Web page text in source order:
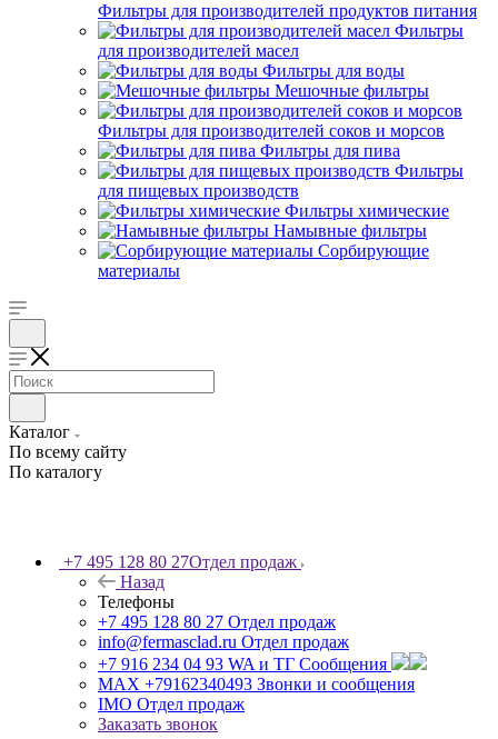
Фильтры для производителей продуктов питания
Фильтры
для производителей масел
Фильтры для воды
Мешочные фильтры
Фильтры для производителей соков и морсов
Фильтры для пива
Фильтры
для пищевых производств
Фильтры химические
Намывные фильтры
Сорбирующие
материалы
Каталог
По всему сайту
По каталогу
+7 495 128 80 27Отдел продаж
Назад
Телефоны
+7 495 128 80 27 Отдел продаж
info@fermasclad.ru Отдел продаж
+7 916 234 04 93 WA и ТГ Сообщения
MAX +79162340493 Звонки и сообщения
IMO Отдел продаж
Заказать звонок